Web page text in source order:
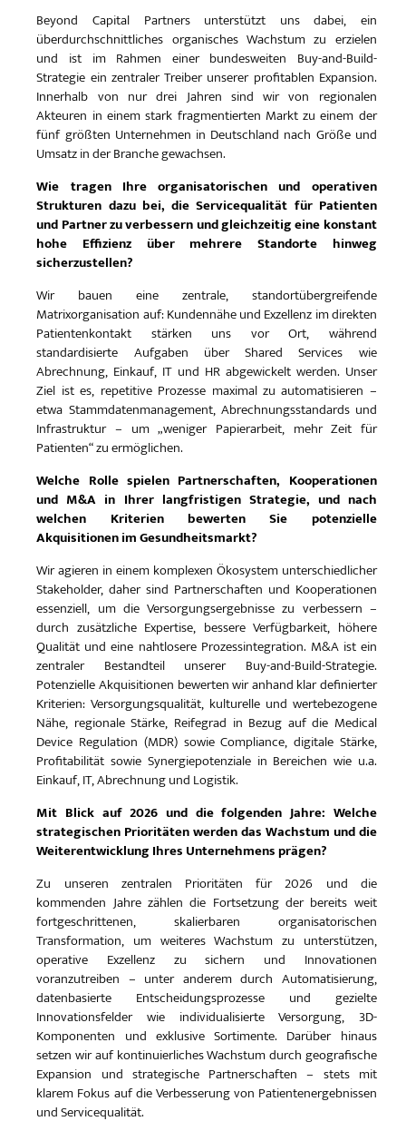
Beyond Capital Partners unterstützt uns dabei, ein
überdurchschnittliches organisches Wachstum zu erzielen
und ist im Rahmen einer bundesweiten Buy-and-Build-
Strategie ein zentraler Treiber unserer profitablen Expansion.
Innerhalb von nur drei Jahren sind wir von regionalen
Akteuren in einem stark fragmentierten Markt zu einem der
fünf größten Unternehmen in Deutschland nach Größe und
Umsatz in der Branche gewachsen.
Wie tragen Ihre organisatorischen und operativen
Strukturen dazu bei, die Servicequalität für Patienten
und Partner zu verbessern und gleichzeitig eine konstant
hohe Effizienz über mehrere Standorte hinweg
sicherzustellen?
Wir bauen eine zentrale, standortübergreifende
Matrixorganisation auf: Kundennähe und Exzellenz im direkten
Patientenkontakt stärken uns vor Ort, während
standardisierte Aufgaben über Shared Services wie
Abrechnung, Einkauf, IT und HR abgewickelt werden. Unser
Ziel ist es, repetitive Prozesse maximal zu automatisieren –
etwa Stammdatenmanagement, Abrechnungsstandards und
Infrastruktur – um „weniger Papierarbeit, mehr Zeit für
Patienten“ zu ermöglichen.
Welche Rolle spielen Partnerschaften, Kooperationen
und M&A in Ihrer langfristigen Strategie, und nach
welchen Kriterien bewerten Sie potenzielle
Akquisitionen im Gesundheitsmarkt?
Wir agieren in einem komplexen Ökosystem unterschiedlicher
Stakeholder, daher sind Partnerschaften und Kooperationen
essenziell, um die Versorgungsergebnisse zu verbessern –
durch zusätzliche Expertise, bessere Verfügbarkeit, höhere
Qualität und eine nahtlosere Prozessintegration. M&A ist ein
zentraler Bestandteil unserer Buy-and-Build-Strategie.
Potenzielle Akquisitionen bewerten wir anhand klar definierter
Kriterien: Versorgungsqualität, kulturelle und wertebezogene
Nähe, regionale Stärke, Reifegrad in Bezug auf die Medical
Device Regulation (MDR) sowie Compliance, digitale Stärke,
Profitabilität sowie Synergiepotenziale in Bereichen wie u.a.
Einkauf, IT, Abrechnung und Logistik.
Mit Blick auf 2026 und die folgenden Jahre: Welche
strategischen Prioritäten werden das Wachstum und die
Weiterentwicklung Ihres Unternehmens prägen?
Zu unseren zentralen Prioritäten für 2026 und die
kommenden Jahre zählen die Fortsetzung der bereits weit
fortgeschrittenen, skalierbaren organisatorischen
Transformation, um weiteres Wachstum zu unterstützen,
operative Exzellenz zu sichern und Innovationen
voranzutreiben – unter anderem durch Automatisierung,
datenbasierte Entscheidungsprozesse und gezielte
Innovationsfelder wie individualisierte Versorgung, 3D-
Komponenten und exklusive Sortimente. Darüber hinaus
setzen wir auf kontinuierliches Wachstum durch geografische
Expansion und strategische Partnerschaften – stets mit
klarem Fokus auf die Verbesserung von Patientenergebnissen
und Servicequalität.